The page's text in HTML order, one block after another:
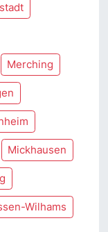
Merching
Mickhausen
Wilhams